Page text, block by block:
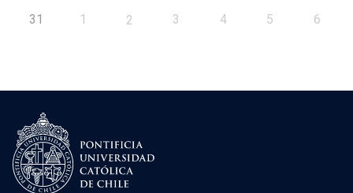
31 1 2 3 4 5 6